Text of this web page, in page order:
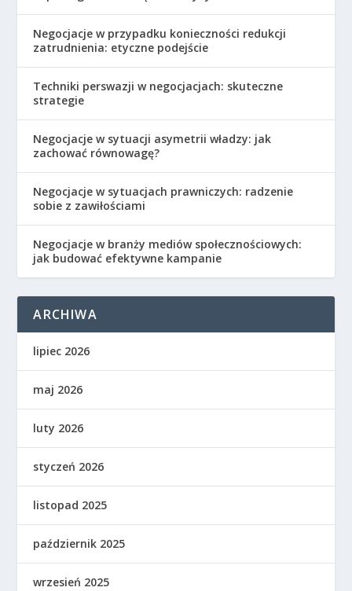
Negocjacje w przypadku konieczności redukcji
zatrudnienia: etyczne podejście
Techniki perswazji w negocjacjach: skuteczne
strategie
Negocjacje w sytuacji asymetrii władzy: jak
zachować równowagę?
Negocjacje w sytuacjach prawniczych: radzenie
sobie z zawiłościami
Negocjacje w branży mediów społecznościowych:
jak budować efektywne kampanie
ARCHIWA
lipiec 2026
maj 2026
luty 2026
styczeń 2026
listopad 2025
październik 2025
wrzesień 2025